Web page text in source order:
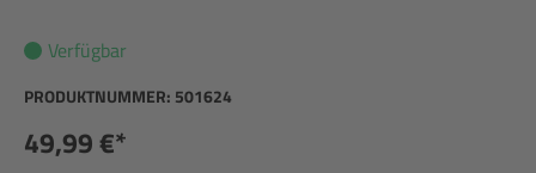
Verfügbar
PRODUKTNUMMER: 501624
49,99 €*